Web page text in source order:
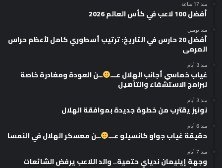
منذ 17 ساعة
أفضل 100 لاعب في كأس العالم 2026
منذ يومين
أفضل 20 حارس في التاريخ: ترتيب أسطوري كامل لأعظم حراس
المرمى
منذ 3 أيام
غياب خماسي أجانب الهلال عـــ ــن العودة ومغادرة خاصة
لبرامج الاستشفاء والتأهيل
منذ 3 أيام
نونيز يقترب من خطوة جديدة بموافقة الهلال
منذ 6 أيام
حقيقة غياب جواو كانسيلو عـــ ــن معسكر الهلال في النمسا
منذ 7 أيام
وجهة إيليمان ندياي حتمية.. والد اللاعب يرفض الشائعات